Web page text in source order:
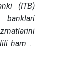
ko‘rib
(ITB)
banklari
hamda
bank